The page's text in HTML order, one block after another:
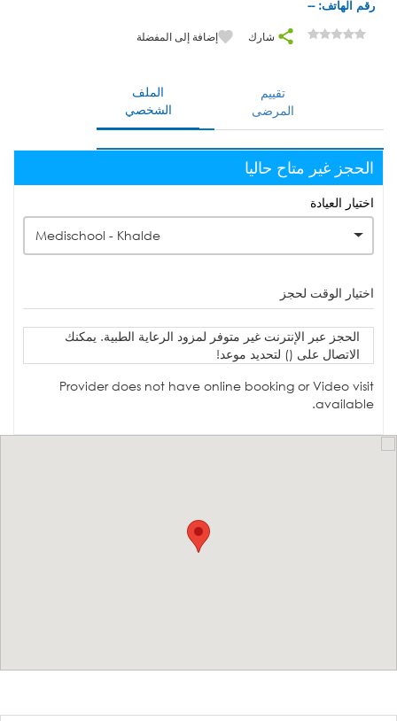
رقم الهاتف: --
شارك إضافة إلى المفضلة
الملف
الشخصي
تقييم
المرضى
الحجز غير متاح حاليا
اختيار العيادة
Medischool - Khalde
اختيار الوقت لحجز
الحجز عبر الإنترنت غير متوفر لمزود الرعاية الطبية. يمكنك
الاتصال على () لتحديد موعد!
Provider does not have online booking or Video visit
available.